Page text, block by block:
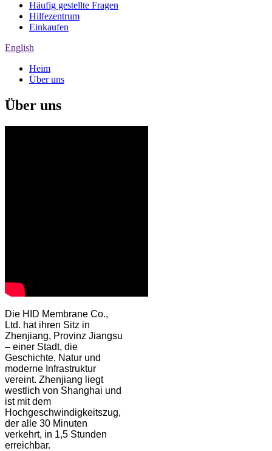
Häufig gestellte Fragen
Hilfezentrum
Einkaufen
English
Heim
Über uns
Über uns
Die HID Membrane Co.,
Ltd. hat ihren Sitz in
Zhenjiang, Provinz Jiangsu
– einer Stadt, die
Geschichte, Natur und
moderne Infrastruktur
vereint. Zhenjiang liegt
westlich von Shanghai und
ist mit dem
Hochgeschwindigkeitszug,
der alle 30 Minuten
verkehrt, in 1,5 Stunden
erreichbar.